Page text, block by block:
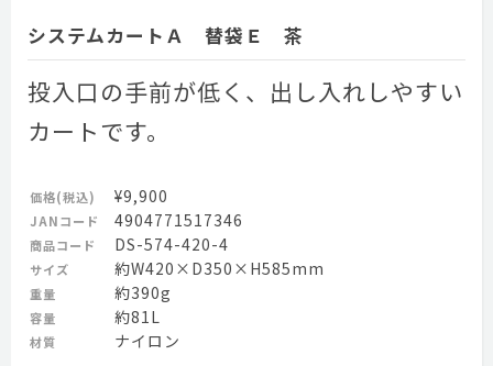
システムカートＡ 替袋Ｅ 茶
投入口の手前が低く、出し入れしやすい
カートです。
価格(税込) ¥9,900
JANコード 4904771517346
商品コード DS-574-420-4
サイズ 約W420×D350×H585mm
重量 約390g
容量 約81L
材質 ナイロン